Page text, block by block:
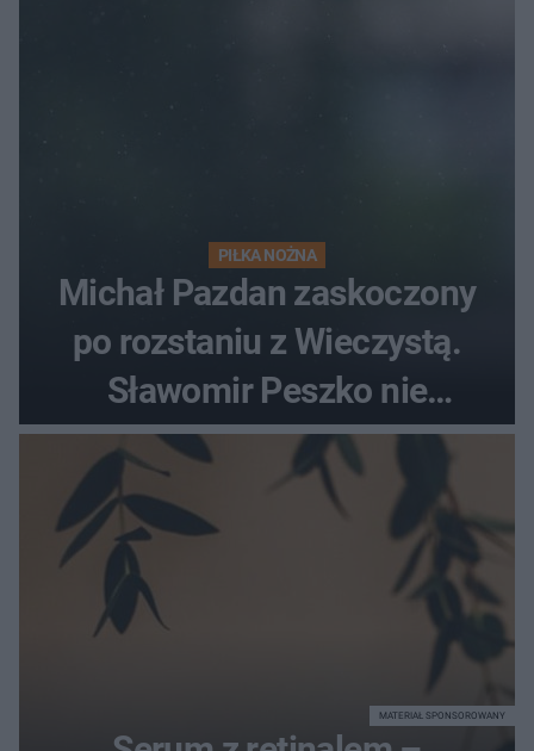
PIŁKA NOŻNA
Michał Pazdan zaskoczony
po rozstaniu z Wieczystą.
Sławomir Peszko nie
dotrzymał słowa?
MATERIAŁ SPONSOROWANY